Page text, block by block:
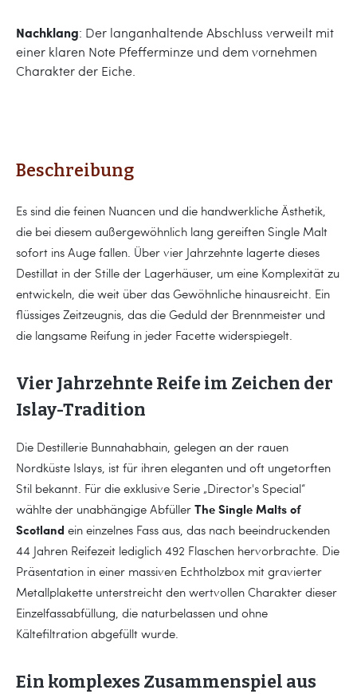
Nachklang: Der langanhaltende Abschluss verweilt mit
einer klaren Note Pfefferminze und dem vornehmen
Charakter der Eiche.
Beschreibung
Es sind die feinen Nuancen und die handwerkliche Ästhetik,
die bei diesem außergewöhnlich lang gereiften Single Malt
sofort ins Auge fallen. Über vier Jahrzehnte lagerte dieses
Destillat in der Stille der Lagerhäuser, um eine Komplexität zu
entwickeln, die weit über das Gewöhnliche hinausreicht. Ein
flüssiges Zeitzeugnis, das die Geduld der Brennmeister und
die langsame Reifung in jeder Facette widerspiegelt.
Vier Jahrzehnte Reife im Zeichen der
Islay-Tradition
Die Destillerie Bunnahabhain, gelegen an der rauen
Nordküste Islays, ist für ihren eleganten und oft ungetorften
Stil bekannt. Für die exklusive Serie „Director's Special“
wählte der unabhängige Abfüller The Single Malts of
Scotland ein einzelnes Fass aus, das nach beeindruckenden
44 Jahren Reifezeit lediglich 492 Flaschen hervorbrachte. Die
Präsentation in einer massiven Echtholzbox mit gravierter
Metallplakette unterstreicht den wertvollen Charakter dieser
Einzelfassabfüllung, die naturbelassen und ohne
Kältefiltration abgefüllt wurde.
Ein komplexes Zusammenspiel aus